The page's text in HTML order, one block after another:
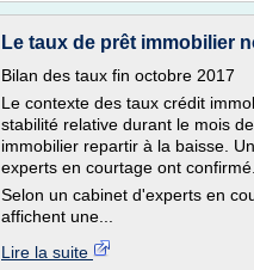
Le taux de prêt immobilier
Bilan des taux fin octobre 2017
Le contexte des taux crédit
stabilité relative durant le mois
immobilier repartir à la baisse.
experts en courtage ont confirmé.
Selon un cabinet d'experts en
affichent une...
Lire la suite